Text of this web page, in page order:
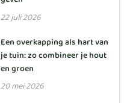
22 juli 2026
Een overkapping als hart van
je tuin: zo combineer je hout
en groen
20 mei 2026